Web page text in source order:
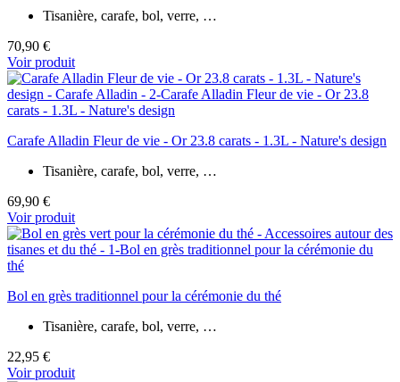
Tisanière, carafe, bol, verre, …
70,90 €
Voir produit
Carafe Alladin Fleur de vie - Or 23.8 carats - 1.3L - Nature's design
Tisanière, carafe, bol, verre, …
69,90 €
Voir produit
Bol en grès traditionnel pour la cérémonie du thé
Tisanière, carafe, bol, verre, …
22,95 €
Voir produit